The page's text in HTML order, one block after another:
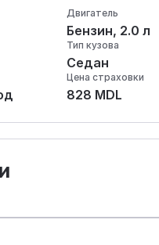
Двигатель
Бензин, 2.0 л
Тип кузова
Седан
Цена страховки
828 MDL